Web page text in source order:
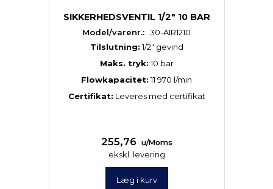
SIKKERHEDSVENTIL 1/2" 10 BAR
Model/varenr.: 30-AIR1210
Tilslutning:1/2″ gevind
Maks. tryk:10 bar
Flowkapacitet:11 970 l/min
Certifikat: Leveres med certifikat
255,76 u/Moms
ekskl. levering
Læg i kurv